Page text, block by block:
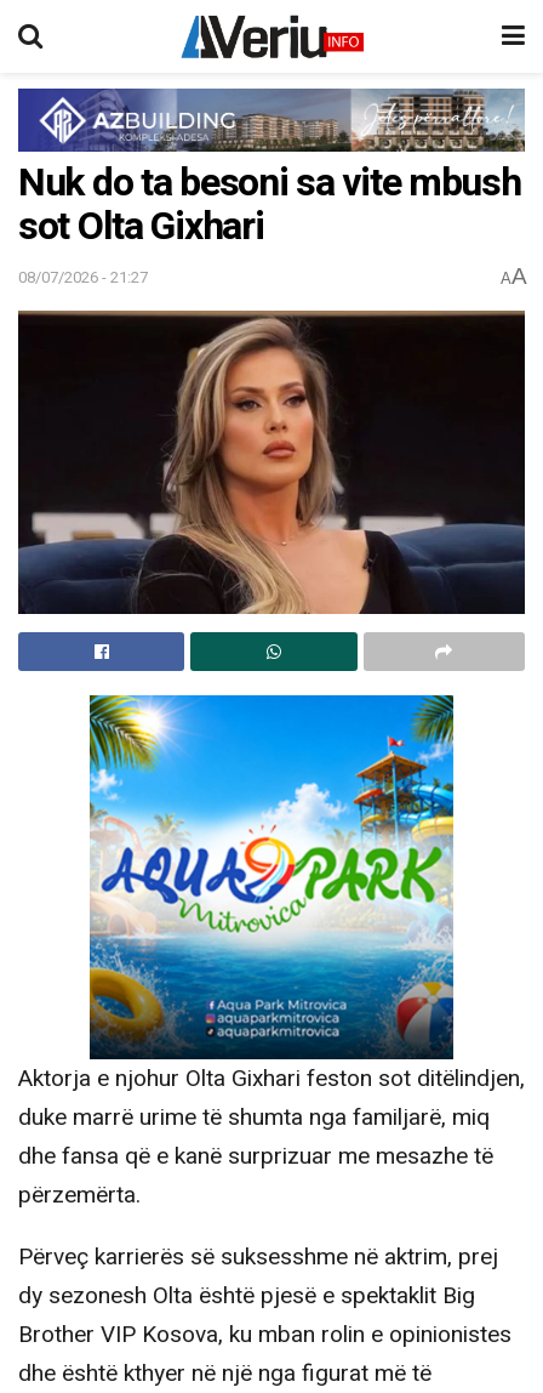
Nuk do ta besoni sa vite mbush
sot Olta Gixhari
08/07/2026 - 21:27 AA
Aktorja e njohur Olta Gixhari feston sot ditëlindjen,
duke marrë urime të shumta nga familjarë, miq
dhe fansa që e kanë surprizuar me mesazhe të
përzemërta.
Përveç karrierës së suksesshme në aktrim, prej
dy sezonesh Olta është pjesë e spektaklit Big
Brother VIP Kosova, ku mban rolin e opinionistes
dhe është kthyer në një nga figurat më të